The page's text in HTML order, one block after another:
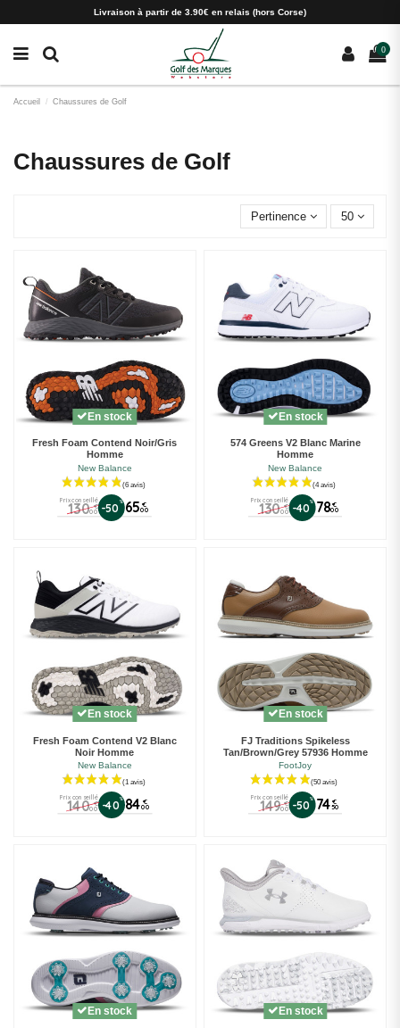
Livraison à partir de 3.90€ en relais (hors Corse)
0
Accueil Chaussures de Golf
Chaussures de Golf
Pertinence 50
En stock
Fresh Foam Contend Noir/Gris
Homme
New Balance
Prix conseillé
130 €
00 -50% 65 €
00
En stock
574 Greens V2 Blanc Marine
Homme
New Balance
Prix conseillé
130 €
00 -40% 78 €
00
En stock
Fresh Foam Contend V2 Blanc
Noir Homme
New Balance
Prix conseillé
140 €
00 -40 % 84 €
00
En stock
FJ Traditions Spikeless
Tan/Brown/Grey 57936 Homme
FootJoy
Prix conseillé
149 €
00 -50% 74 €
50
En stock En stock
Paramètres des cookies